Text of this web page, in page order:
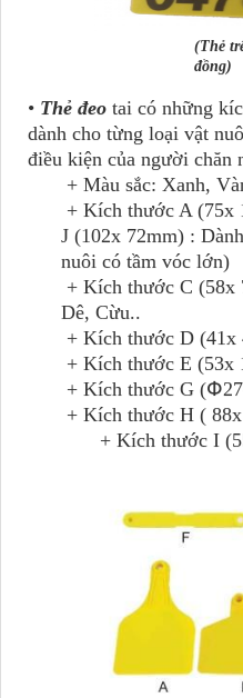
(Thẻ
đồng)
• Thẻ đeo tai có những
dành cho từng loại vật
điều kiện của người chăn
+ Màu sắc: Xanh,
+ Kích thước A (75x
J (102x 72mm) :
nuôi có tầm vóc lớn)
+ Kích thước C (58x
Dê, Cừu..
+ Kích thước D (41x
+ Kích thước E (53x
+ Kích thước G
+ Kích thước H (
+ Kích thước I